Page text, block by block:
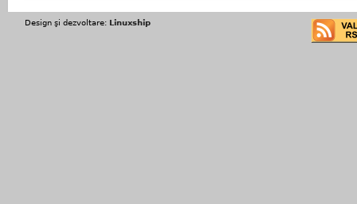
Design şi dezvoltare: Linuxship